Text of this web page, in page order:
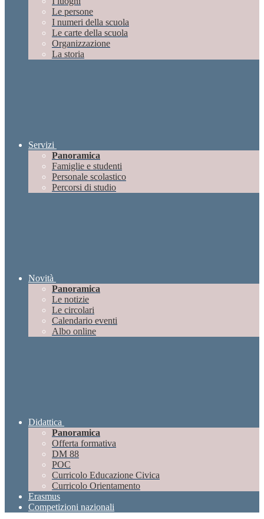
Le persone
I numeri della scuola
Le carte della scuola
Organizzazione
La storia
Servizi
Panoramica
Famiglie e studenti
Personale scolastico
Percorsi di studio
Novità
Panoramica
Le notizie
Le circolari
Calendario eventi
Albo online
Didattica
Panoramica
Offerta formativa
DM 88
POC
Curricolo Educazione Civica
Curricolo Orientamento
Erasmus
Competizioni nazionali